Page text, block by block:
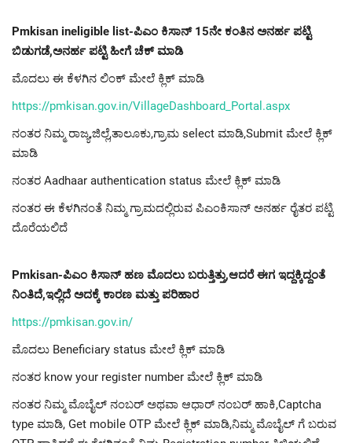
Pmkisan ineligible list-ಪಿಎಂ ಕಿಸಾನ್ 15ನೇ ಕಂತಿನ ಅನರ್ಹ ಪಟ್ಟಿ
ಬಿಡುಗಡೆ,ಅನರ್ಹ ಪಟ್ಟಿ ಹೀಗೆ ಚೆಕ್ ಮಾಡಿ
ಮೊದಲು ಈ ಕೆಳಗಿನ ಲಿಂಕ್ ಮೇಲೆ ಕ್ಲಿಕ್ ಮಾಡಿ
https://pmkisan.gov.in/VillageDashboard_Portal.aspx
ನಂತರ ನಿಮ್ಮ ರಾಜ್ಯ,ಜಿಲ್ಲೆ,ತಾಲೂಕು,ಗ್ರಾಮ select ಮಾಡಿ,Submit ಮೇಲೆ ಕ್ಲಿಕ್
ಮಾಡಿ
ನಂತರ Aadhaar authentication status ಮೇಲೆ ಕ್ಲಿಕ್ ಮಾಡಿ
ನಂತರ ಈ ಕೆಳಗಿನಂತೆ ನಿಮ್ಮ ಗ್ರಾಮದಲ್ಲಿರುವ ಪಿಎಂಕಿಸಾನ್ ಅನರ್ಹ ರೈತರ ಪಟ್ಟಿ
ದೊರೆಯಲಿದೆ
Pmkisan-ಪಿಎಂ ಕಿಸಾನ್ ಹಣ ಮೊದಲು ಬರುತ್ತಿತ್ತು,ಆದರೆ ಈಗ ಇದ್ದಕ್ಕಿದ್ದಂತೆ
ನಿಂತಿದೆ,ಇಲ್ಲಿದೆ ಅದಕ್ಕೆ ಕಾರಣ ಮತ್ತು ಪರಿಹಾರ
https://pmkisan.gov.in/
ಮೊದಲು Beneficiary status ಮೇಲೆ ಕ್ಲಿಕ್ ಮಾಡಿ
ನಂತರ know your register number ಮೇಲೆ ಕ್ಲಿಕ್ ಮಾಡಿ
ನಂತರ ನಿಮ್ಮ ಮೊಬೈಲ್ ನಂಬರ್ ಅಥವಾ ಆಧಾರ್ ನಂಬರ್ ಹಾಕಿ,Captcha
type ಮಾಡಿ, Get mobile OTP ಮೇಲೆ ಕ್ಲಿಕ್ ಮಾಡಿ,ನಿಮ್ಮ ಮೊಬೈಲ್ ಗೆ ಬರುವ